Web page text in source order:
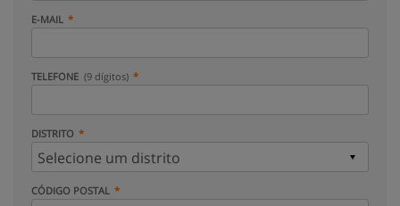
E-MAIL
TELEFONE (9 dígitos)
DISTRITO
CÓDIGO POSTAL